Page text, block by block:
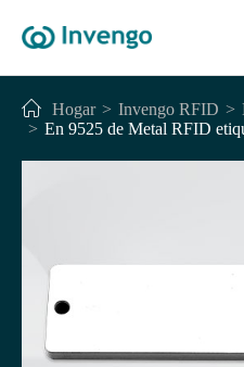
Hogar Invengo RFID
En 9525 de Metal RFID